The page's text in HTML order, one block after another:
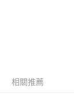
相關推薦